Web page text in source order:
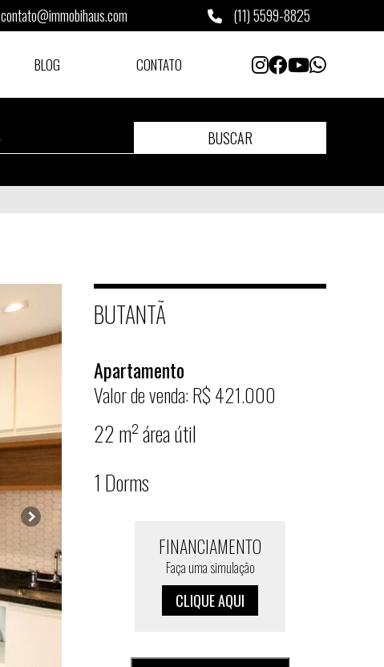
contato@immobihaus.com (11) 5599-8825
BLOG CONTATO
BUSCAR
BUTANTÃ
Apartamento
Valor de venda: R$ 421.000
22 m² área útil
1 Dorms
FINANCIAMENTO
Faça uma simulação
CLIQUE AQUI